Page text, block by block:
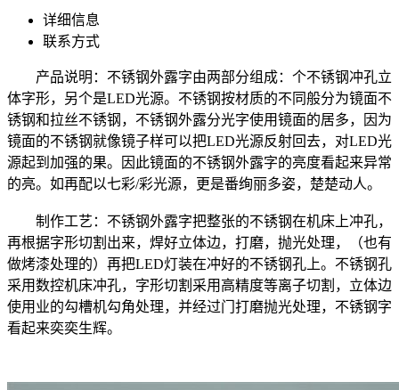
详细信息
联系方式
产品说明：不锈钢外露字由两部分组成：个不锈钢冲孔立
体字形，另个是LED光源。不锈钢按材质的不同般分为镜面不
锈钢和拉丝不锈钢，不锈钢外露分光字使用镜面的居多，因为
镜面的不锈钢就像镜子样可以把LED光源反射回去，对LED光
源起到加强的果。因此镜面的不锈钢外露字的亮度看起来异常
的亮。如再配以七彩/彩光源，更是番绚丽多姿，楚楚动人。
制作工艺：不锈钢外露字把整张的不锈钢在机床上冲孔，
再根据字形切割出来，焊好立体边，打磨，抛光处理，（也有
做烤漆处理的）再把LED灯装在冲好的不锈钢孔上。不锈钢孔
采用数控机床冲孔，字形切割采用高精度等离子切割，立体边
使用业的勾槽机勾角处理，并经过门打磨抛光处理，不锈钢字
看起来奕奕生辉。